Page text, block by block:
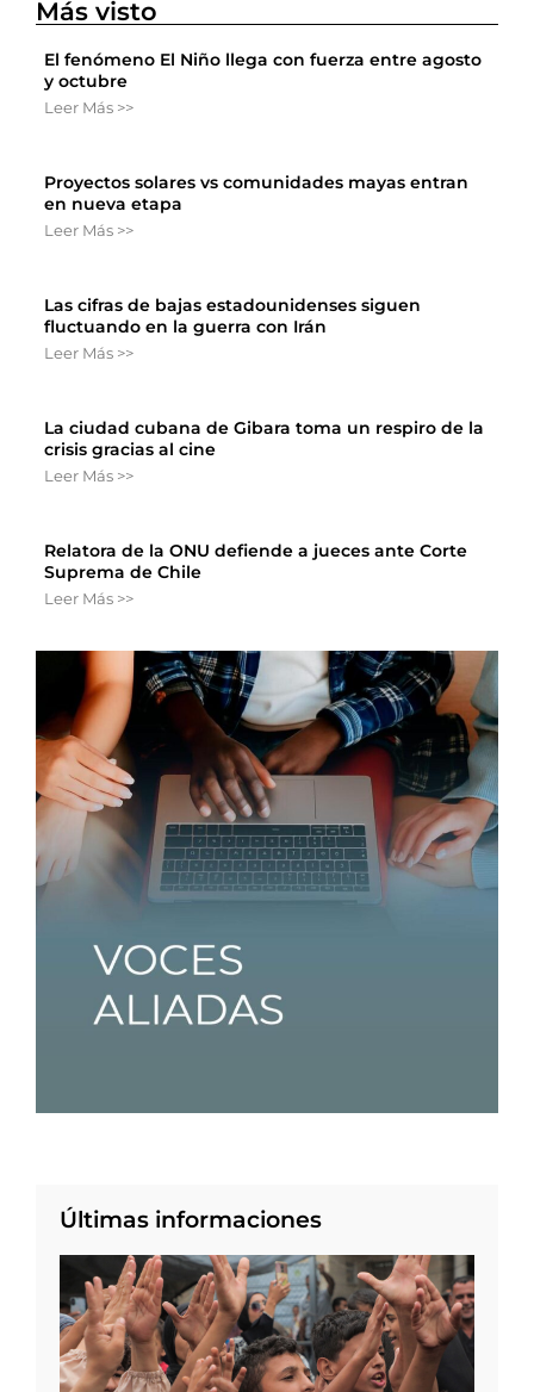
Más visto
El fenómeno El Niño llega con fuerza entre agosto
y octubre
Leer Más >>
Proyectos solares vs comunidades mayas entran
en nueva etapa
Leer Más >>
Las cifras de bajas estadounidenses siguen
fluctuando en la guerra con Irán
Leer Más >>
La ciudad cubana de Gibara toma un respiro de la
crisis gracias al cine
Leer Más >>
Relatora de la ONU defiende a jueces ante Corte
Suprema de Chile
Leer Más >>
Últimas informaciones